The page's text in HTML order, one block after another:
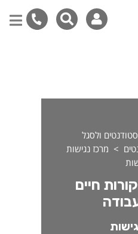
ולסגל
מרכז נגישות
חיים